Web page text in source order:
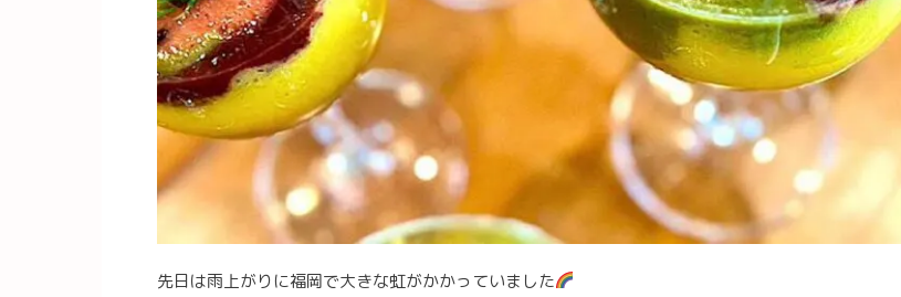
先日は雨上がりに福岡で大きな虹がかかっていました